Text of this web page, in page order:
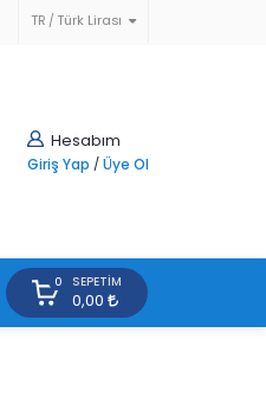
TR Türk Lirası
Hesabım
Giriş Yap / Üye Ol
0 SEPETIM
0,00